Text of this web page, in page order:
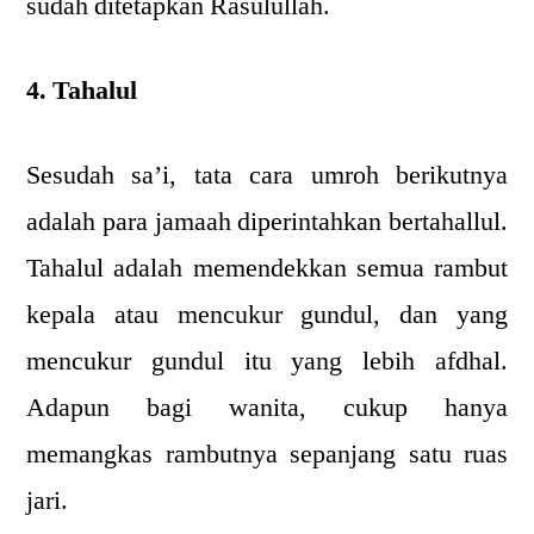
4. Tahalul
Sesudah sa’i, tata cara umroh berikutnya
adalah para jamaah diperintahkan bertahallul.
Tahalul adalah memendekkan semua rambut
kepala atau mencukur gundul, dan yang
mencukur gundul itu yang lebih afdhal.
Adapun bagi wanita, cukup hanya
memangkas rambutnya sepanjang satu ruas
jari.